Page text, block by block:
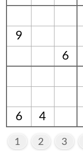
9
6
6
4
1 2 3